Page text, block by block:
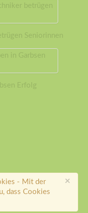
Seniorinnen
Erfolg
×
- Mit der
dass Cookies